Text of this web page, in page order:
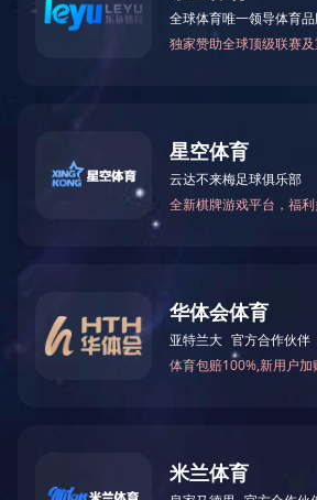
技术说明 尺寸参数
地址：山东省烟台市黄务办事处